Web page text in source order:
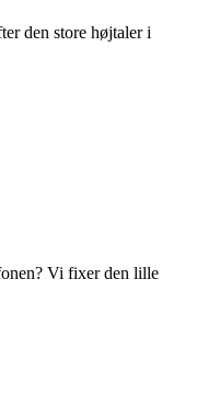
den store højtaler i
Vi fixer den lille